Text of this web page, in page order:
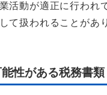
活動が適正に行われ
て扱われることがあ
性がある税務書類